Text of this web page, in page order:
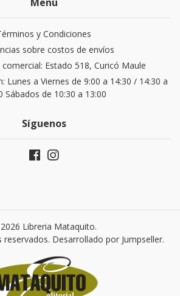
y Condiciones
sobre costos de envíos
Estado 518, Curicó Maule
Lunes a Viernes de 9:00 a 14:30 / 14:30 a
Sábados de 10:30 a 13:00
Síguenos
Libreria Mataquito.
reservados. Desarrollado por Jumpseller.